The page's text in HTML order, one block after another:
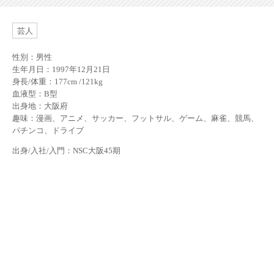
芸人
性別：男性
生年月日：1997年12月21日
身長/体重：177cm /121kg
血液型：B型
出身地：大阪府
趣味：漫画、アニメ、サッカー、フットサル、ゲーム、麻雀、競馬、
パチンコ、ドライブ
出身/入社/入門：NSC大阪45期